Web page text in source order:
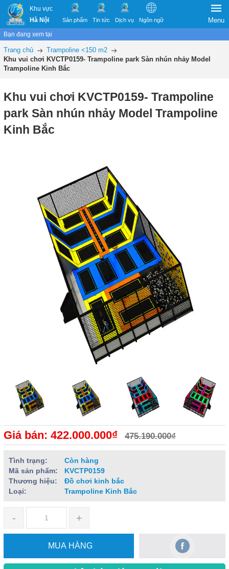
Khu vực
Hà Nội
Sản phẩm Tin tức Dịch vụ Ngôn ngữ Menu
Bạn đang xem tại
Trang chủ
Trampoline <150 m2
Khu vui chơi KVCTP0159- Trampoline park Sàn nhún nhảy Model
Trampoline Kinh Bắc
Khu vui chơi KVCTP0159- Trampoline
park Sàn nhún nhảy Model Trampoline
Kinh Bắc
Giá bán: 422.000.000₫ 475.190.000₫
Tình trạng:
Còn hàng
Mã sản phẩm:
KVCTP0159
Thương hiệu:
Đồ chơi kinh bắc
Loại:
Trampoline Kinh Bắc
- +
MUA HÀNG